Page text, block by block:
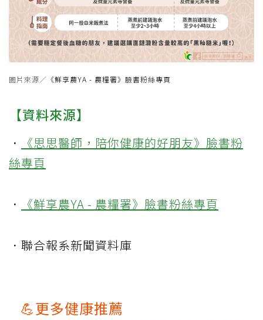
圖片來源／ 《鮮享農YA - 農糧署》臉書粉絲專頁
【資料來源】
．
《思思醫師，陪你健康的好朋友》臉書粉
絲專頁
． 《鮮享農YA - 農糧署》臉書粉絲專頁
．聯合報系新聞資料庫
💪更多健康推薦